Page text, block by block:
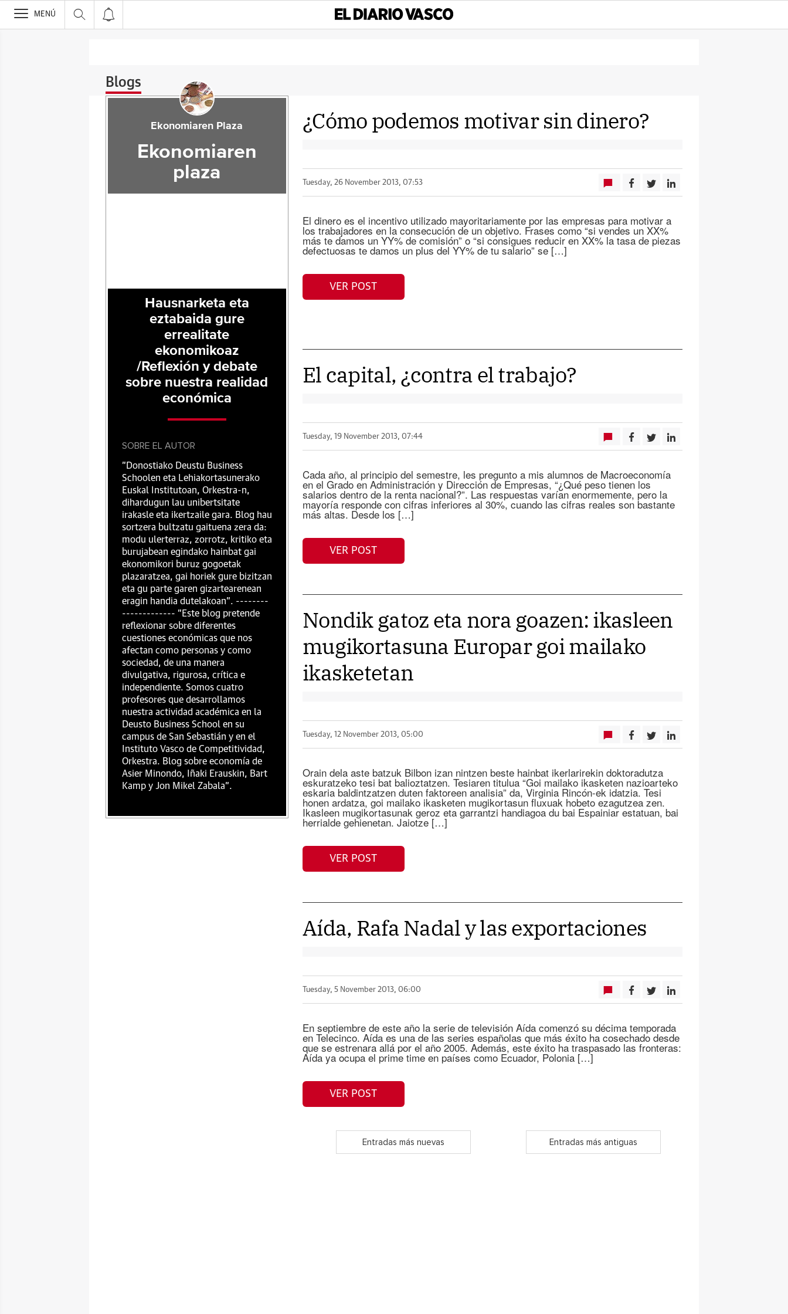
>
MENÚ
Blogs
¿Cómo podemos motivar sin dinero?
Tuesday, 26 November 2013, 07:53
El dinero es el incentivo utilizado mayoritariamente por las empresas para motivar a
los trabajadores en la consecución de un objetivo. Frases como “si vendes un XX%
más te damos un YY% de comisión” o “si consigues reducir en XX% la tasa de piezas
defectuosas te damos un plus del YY% de tu salario” se […]
VER POST
El capital, ¿contra el trabajo?
Tuesday, 19 November 2013, 07:44
Cada año, al principio del semestre, les pregunto a mis alumnos de Macroeconomía
en el Grado en Administración y Dirección de Empresas, “¿Qué peso tienen los
salarios dentro de la renta nacional?”. Las respuestas varían enormemente, pero la
mayoría responde con cifras inferiores al 30%, cuando las cifras reales son bastante
más altas. Desde los […]
VER POST
Nondik gatoz eta nora goazen: ikasleen
mugikortasuna Europar goi mailako
ikasketetan
Tuesday, 12 November 2013, 05:00
Orain dela aste batzuk Bilbon izan nintzen beste hainbat ikerlarirekin doktoradutza
eskuratzeko tesi bat balioztatzen. Tesiaren titulua “Goi mailako ikasketen nazioarteko
eskaria baldintzatzen duten faktoreen analisia” da, Virginia Rincón-ek idatzia. Tesi
honen ardatza, goi mailako ikasketen mugikortasun fluxuak hobeto ezagutzea zen.
Ikasleen mugikortasunak geroz eta garrantzi handiagoa du bai Espainiar estatuan, bai
herrialde gehienetan. Jaiotze […]
VER POST
Aída, Rafa Nadal y las exportaciones
Tuesday, 5 November 2013, 06:00
En septiembre de este año la serie de televisión Aída comenzó su décima temporada
en Telecinco. Aída es una de las series españolas que más éxito ha cosechado desde
que se estrenara allá por el año 2005. Además, este éxito ha traspasado las fronteras:
Aída ya ocupa el prime time en países como Ecuador, Polonia […]
VER POST
Entradas más nuevas Entradas más antiguas
Ekonomiaren Plaza
Ekonomiaren
plaza
Hausnarketa eta
eztabaida gure
errealitate
ekonomikoaz
/Reflexión y debate
sobre nuestra realidad
económica
SOBRE EL AUTOR
"Donostiako Deustu Business
Schoolen eta Lehiakortasunerako
Euskal Institutoan, Orkestra-n,
dihardugun lau unibertsitate
irakasle eta ikertzaile gara. Blog hau
sortzera bultzatu gaituena zera da:
modu ulerterraz, zorrotz, kritiko eta
burujabean egindako hainbat gai
ekonomikori buruz gogoetak
plazaratzea, gai horiek gure bizitzan
eta gu parte garen gizartearenean
eragin handia dutelakoan". --------
------------- "Este blog pretende
reflexionar sobre diferentes
cuestiones económicas que nos
afectan como personas y como
sociedad, de una manera
divulgativa, rigurosa, crítica e
independiente. Somos cuatro
profesores que desarrollamos
nuestra actividad académica en la
Deusto Business School en su
campus de San Sebastián y en el
Instituto Vasco de Competitividad,
Orkestra. Blog sobre economía de
Asier Minondo, Iñaki Erauskin, Bart
Kamp y Jon Mikel Zabala".